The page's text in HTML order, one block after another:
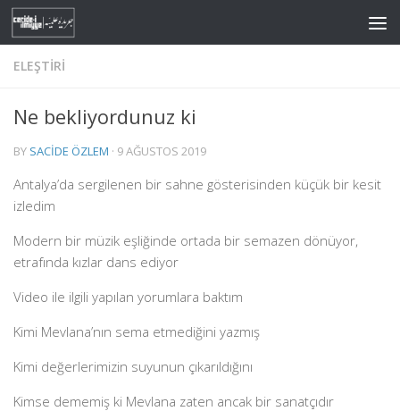
Skip to content
ELEŞTIRI
Ne bekliyordunuz ki
BY SACIDE ÖZLEM · 9 AĞUSTOS 2019
Antalya’da sergilenen bir sahne gösterisinden küçük bir kesit
izledim
Modern bir müzik eşliğinde ortada bir semazen dönüyor,
etrafında kızlar dans ediyor
Video ile ilgili yapılan yorumlara baktım
Kimi Mevlana’nın sema etmediğini yazmış
Kimi değerlerimizin suyunun çıkarıldığını
Kimse dememiş ki Mevlana zaten ancak bir sanatçıdır